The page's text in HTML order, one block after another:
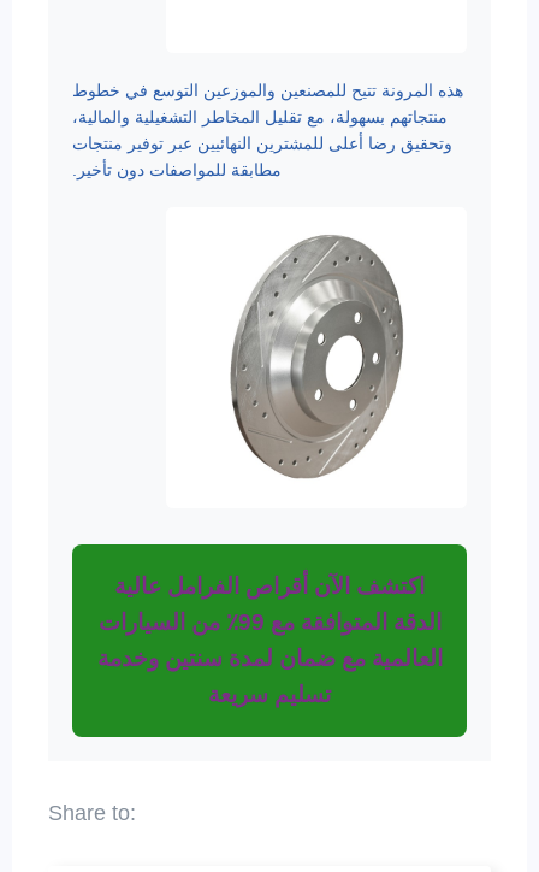
هذه المرونة تتيح للمصنعين والموزعين التوسع في خطوط
منتجاتهم بسهولة، مع تقليل المخاطر التشغيلية والمالية،
وتحقيق رضا أعلى للمشترين النهائيين عبر توفير منتجات
مطابقة للمواصفات دون تأخير.
اكتشف الآن أقراص الفرامل عالية
الدقة المتوافقة مع 99٪ من السيارات
العالمية مع ضمان لمدة سنتين وخدمة
تسليم سريعة